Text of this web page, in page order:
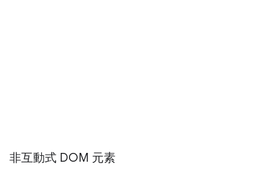
非互動式 DOM 元素